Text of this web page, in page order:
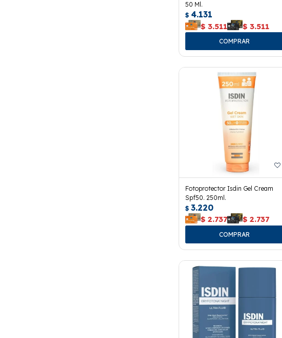
50 Ml.
$ 4.131
$ 3.511 $ 3.511
Fotoprotector Isdin Gel Cream
Spf50. 250ml.
$ 3.220
$ 2.737 $ 2.737